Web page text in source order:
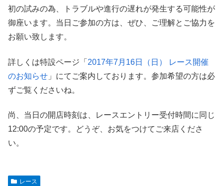
初の試みの為、トラブルや進行の遅れが発生する可能性が
御座います。当日ご参加の方は、ぜひ、ご理解とご協力を
お願い致します。
詳しくは特設ページ「 2017年7月16日（日） レース開催
のお知らせ 」にてご案内しております。 参加希望の方は必
ずご覧くださいね。
尚、当日の開店時刻は、レースエントリー受付時間に同じ
12:00の予定です。どうぞ、お気をつけてご来店くださ
い。
レース